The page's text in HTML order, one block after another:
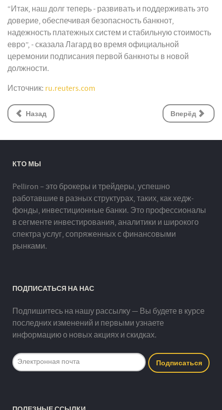
“Итак, наш долг теперь - развивать и поддерживать это
доверие, обеспечивая безопасность банкнот,
надежность платежных систем и стабильную стоимость
евро”, - сказала Лагард во время официальной
церемонии подписания первой банкноты в новой
должности.
Источник: ru.reuters.com
Назад Вперёд
КТО МЫ
Pelliron – это брокеры и трейдеры, успешно
работавшие в разных структурах, таких, как хедж-
фонды, инвестиционные банки. Это профессионалы
в сегменте инвестирования, аналитики и широкого
спектра услуг, сопряженных с финансовыми
рынками.
ПОДПИСАТЬСЯ НА НАС
Подпишитесь на нашу рассылку — Вы будете в курсе
последних изменений и первыми узнаете
информацию о новых акциях и скидках.